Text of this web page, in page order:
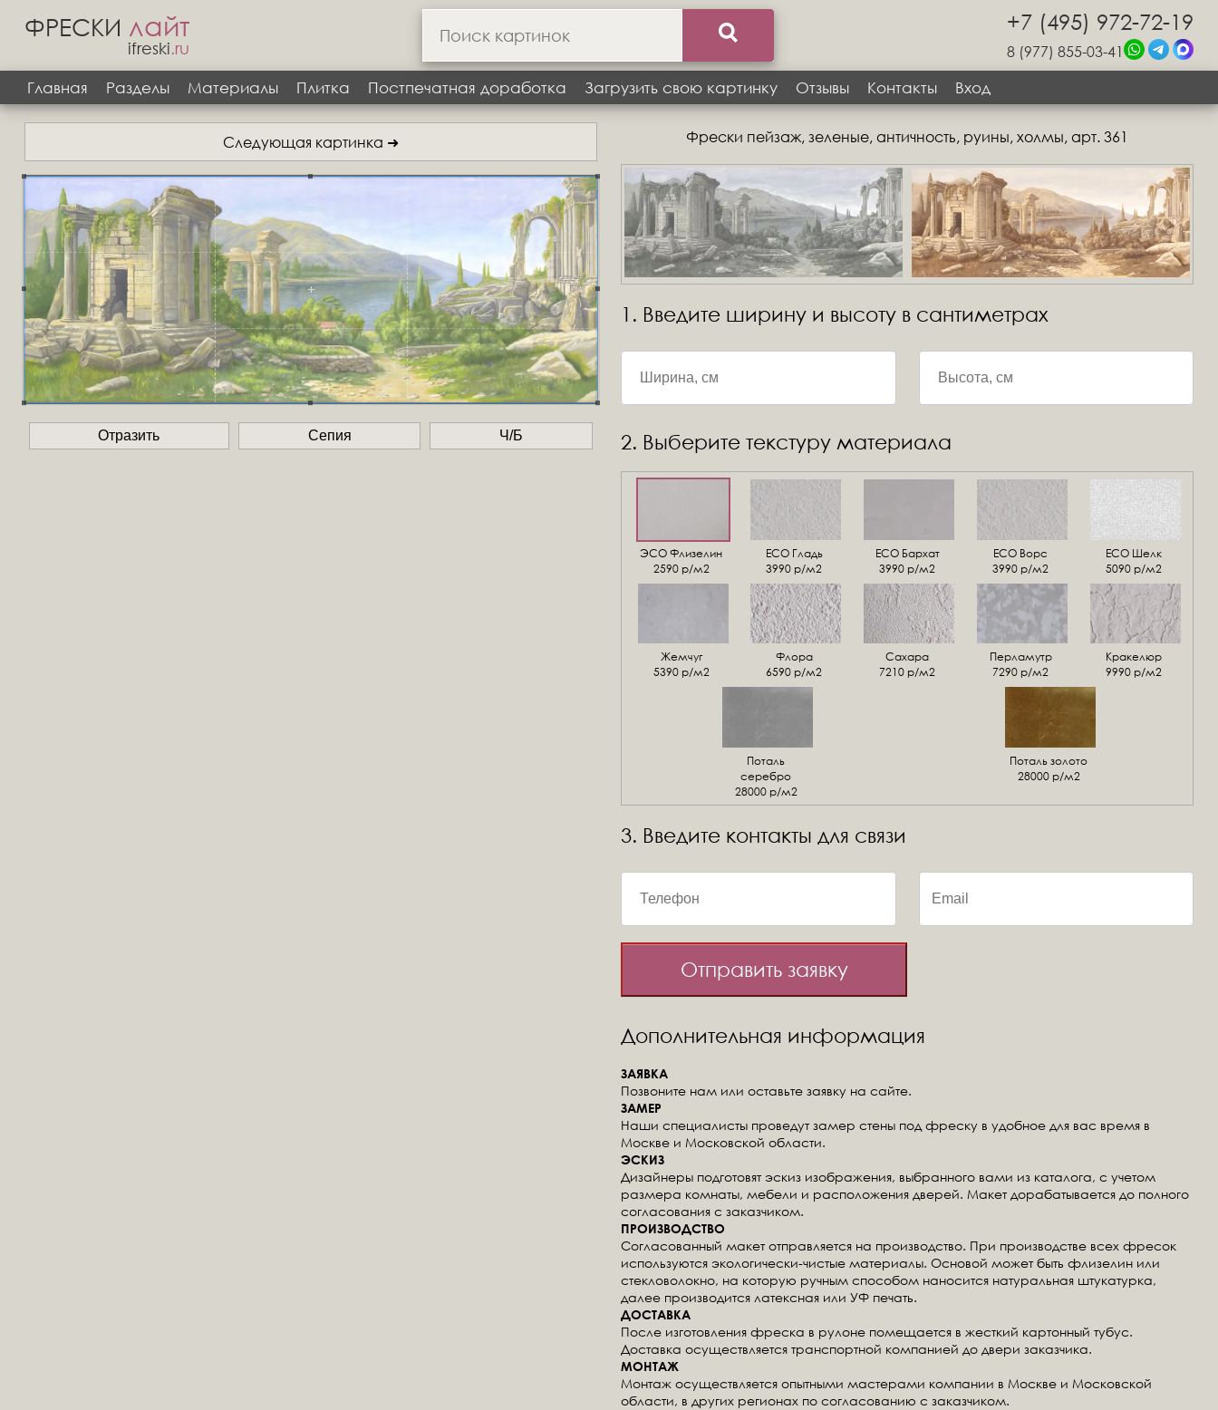
ФРЕСКИ лайт
ifreski.ru
+7 (495) 972-72-19
8 (977) 855-03-41
Главная
Разделы Материалы Плитка Постпечатная доработка Загрузить свою картинку Отзывы Контакты Вход
Следующая картинка ➜
Отразить Сепия Ч/Б
Фрески пейзаж, зеленые, античность, руины, холмы, арт. 361
1. Введите ширину и высоту в сантиметрах
2. Выберите текстуру материала
ЭСО Флизелин
2590 р/м2
ЕСО Гладь
3990 р/м2
ECO Бархат
3990 р/м2
ЕСО Ворс
3990 р/м2
ЕСО Шелк
5090 р/м2
Жемчуг
5390 р/м2
Флора
6590 р/м2
Сахара
7210 р/м2
Перламутр
7290 р/м2
Кракелюр
9990 р/м2
Поталь
серебро
28000 р/м2
Поталь золото
28000 р/м2
3. Введите контакты для связи
Отправить заявку
Дополнительная информация
ЗАЯВКА
Позвоните нам или оставьте заявку на сайте.
ЗАМЕР
Наши специалисты проведут замер стены под фреску в удобное для вас время в
Москве и Московской области.
ЭСКИЗ
Дизайнеры подготовят эскиз изображения, выбранного вами из каталога, с учетом
размера комнаты, мебели и расположения дверей. Макет дорабатывается до полного
согласования с заказчиком.
ПРОИЗВОДСТВО
Согласованный макет отправляется на производство. При производстве всех фресок
используются экологически-чистые материалы. Основой может быть флизелин или
стекловолокно, на которую ручным способом наносится натуральная штукатурка,
далее производится латексная или УФ печать.
ДОСТАВКА
После изготовления фреска в рулоне помещается в жесткий картонный тубус.
Доставка осуществляется транспортной компанией до двери заказчика.
МОНТАЖ
Монтаж осуществляется опытными мастерами компании в Москве и Московской
области, в других регионах по согласованию с заказчиком.